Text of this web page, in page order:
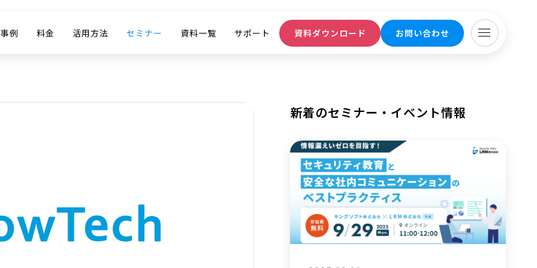
例 料金 活用方法 セミナー 資料一覧 サポート 資料ダウンロード お問い合わせ
新着のセミナー・イベント情報